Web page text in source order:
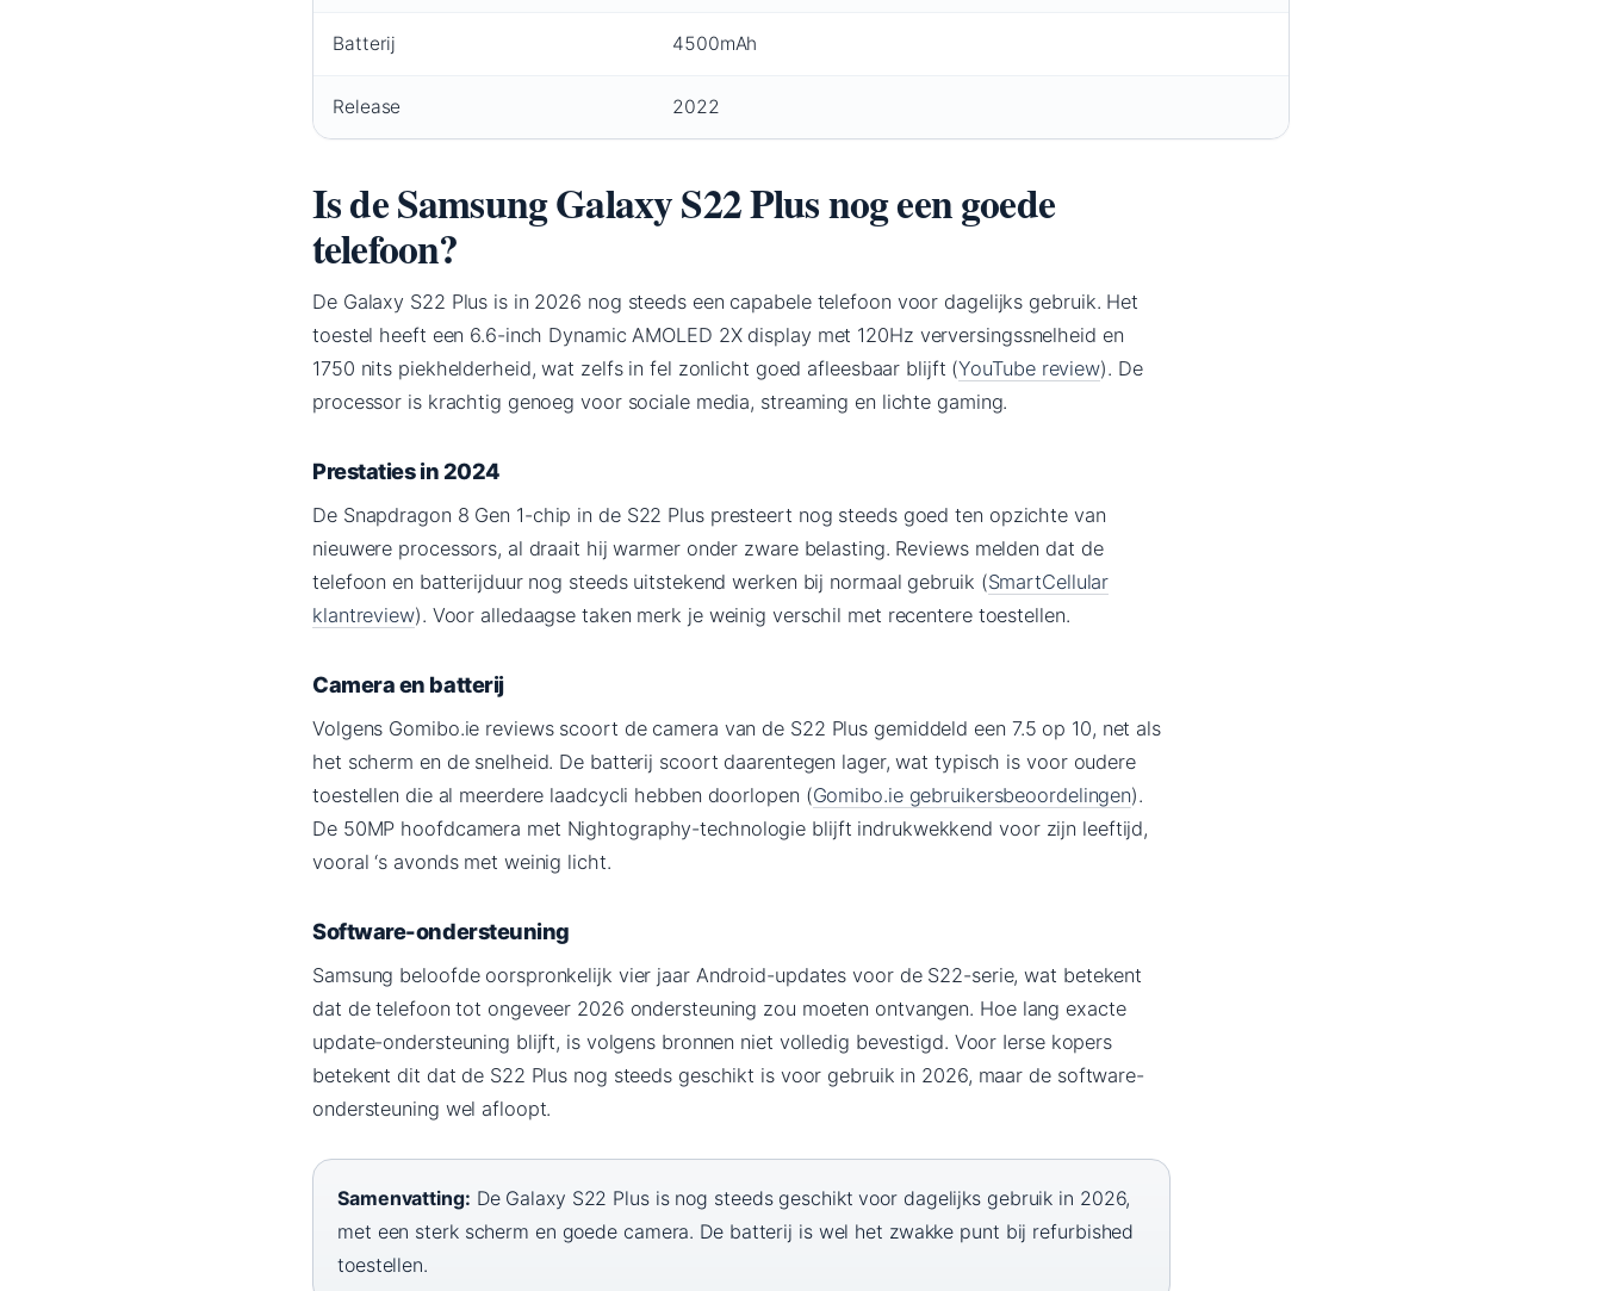
Batterij 4500mAh
Release 2022
Is de Samsung Galaxy S22 Plus nog een goede
telefoon?
De Galaxy S22 Plus is in 2026 nog steeds een capabele telefoon voor dagelijks gebruik. Het
toestel heeft een 6.6-inch Dynamic AMOLED 2X display met 120Hz verversingssnelheid en
1750 nits piekhelderheid, wat zelfs in fel zonlicht goed afleesbaar blijft (YouTube review). De
processor is krachtig genoeg voor sociale media, streaming en lichte gaming.
Prestaties in 2024
De Snapdragon 8 Gen 1-chip in de S22 Plus presteert nog steeds goed ten opzichte van
nieuwere processors, al draait hij warmer onder zware belasting. Reviews melden dat de
telefoon en batterijduur nog steeds uitstekend werken bij normaal gebruik (SmartCellular
klantreview). Voor alledaagse taken merk je weinig verschil met recentere toestellen.
Camera en batterij
Volgens Gomibo.ie reviews scoort de camera van de S22 Plus gemiddeld een 7.5 op 10, net als
het scherm en de snelheid. De batterij scoort daarentegen lager, wat typisch is voor oudere
toestellen die al meerdere laadcycli hebben doorlopen (Gomibo.ie gebruikersbeoordelingen).
De 50MP hoofdcamera met Nightography-technologie blijft indrukwekkend voor zijn leeftijd,
vooral ‘s avonds met weinig licht.
Software-ondersteuning
Samsung beloofde oorspronkelijk vier jaar Android-updates voor de S22-serie, wat betekent
dat de telefoon tot ongeveer 2026 ondersteuning zou moeten ontvangen. Hoe lang exacte
update-ondersteuning blijft, is volgens bronnen niet volledig bevestigd. Voor Ierse kopers
betekent dit dat de S22 Plus nog steeds geschikt is voor gebruik in 2026, maar de software-
ondersteuning wel afloopt.
Samenvatting: De Galaxy S22 Plus is nog steeds geschikt voor dagelijks gebruik in 2026,
met een sterk scherm en goede camera. De batterij is wel het zwakke punt bij refurbished
toestellen.